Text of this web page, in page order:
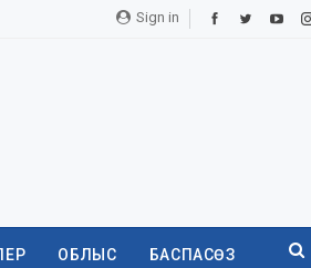
Sign in
ОБЛЫС БАСПАСӨЗ